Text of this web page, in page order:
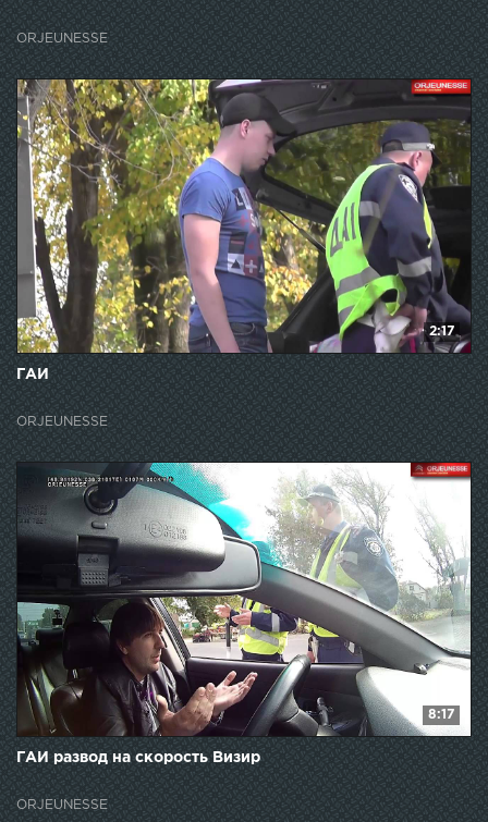
ORJEUNESSE
2:17
ГАИ
ORJEUNESSE
8:17
ГАИ развод на скорость Визир
ORJEUNESSE